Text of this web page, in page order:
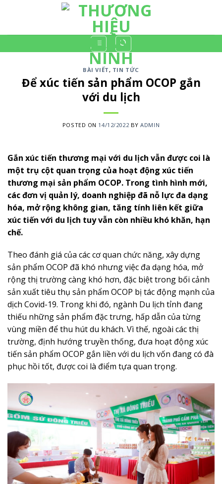
BÀI VIẾT, TIN TỨC
Để xúc tiến sản phẩm OCOP gắn
với du lịch
POSTED ON 14/12/2022 BYADMIN
Gắn xúc tiến thương mại với du lịch vẫn được coi là
một trụ cột quan trọng của hoạt động xúc tiến
thương mại sản phẩm OCOP. Trong tình hình mới,
các đơn vị quản lý, doanh nghiệp đã nỗ lực đa dạng
hóa, mở rộng không gian, tăng tính liên kết giữa
xúc tiến với du lịch tuy vẫn còn nhiều khó khăn, hạn
chế.
Theo đánh giá của các cơ quan chức năng, xây dựng
sản phẩm OCOP đã khó nhưng việc đa dạng hóa, mở
rộng thị trường càng khó hơn, đặc biệt trong bối cảnh
sản xuất tiêu thụ sản phẩm OCOP bị tác động mạnh của
dịch Covid-19. Trong khi đó, ngành Du lịch tỉnh đang
thiếu những sản phẩm đặc trưng, hấp dẫn của từng
vùng miền để thu hút du khách. Vì thế, ngoài các thị
trường, định hướng truyền thống, đưa hoạt động xúc
tiến sản phẩm OCOP gắn liền với du lịch vốn đang có đà
phục hồi tốt, được coi là điểm tựa quan trọng.